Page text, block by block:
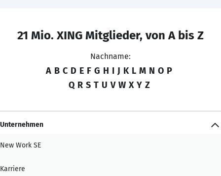
21 Mio. XING Mitglieder, von A bis Z
Nachname:
A B C D E F G H I J K L M N O P
Q R S T U V W X Y Z
Unternehmen
New Work SE
Karriere